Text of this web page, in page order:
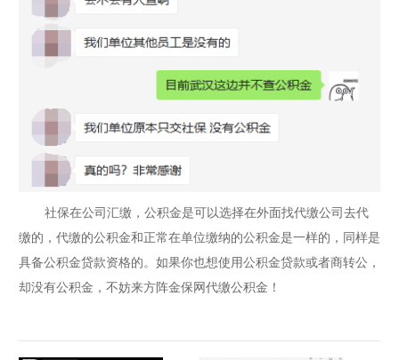
社保在公司汇缴，公积金是可以选择在外面找代缴公司去代
缴的，代缴的公积金和正常在单位缴纳的公积金是一样的，同样是
具备公积金贷款资格的。如果你也想使用公积金贷款或者商转公，
却没有公积金，不妨来方阵金保网代缴公积金！